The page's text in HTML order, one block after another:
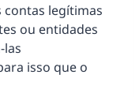
contas legítimas
ou entidades
las
isso que o